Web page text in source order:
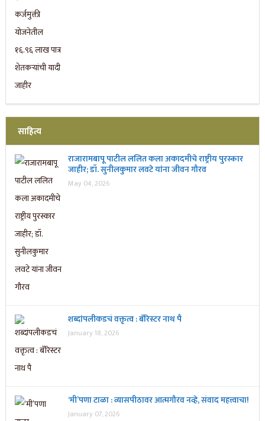
साहित्य
राजारामबापू पाटील ललित कला अकादमीचे राष्ट्रीय पुरस्कार
जाहीर; डॉ. सुनीलकुमार लवटे यांना जीवन गौरव
May 04, 2026
शब्दांपलीकडचं वक्तृत्व : बॅरिस्टर नाथ पै
January 18, 2026
‘मी’पणा टाळा : व्यासपीठावर आत्मगौरव नव्हे, संवाद महत्त्वाचा!
January 07, 2026